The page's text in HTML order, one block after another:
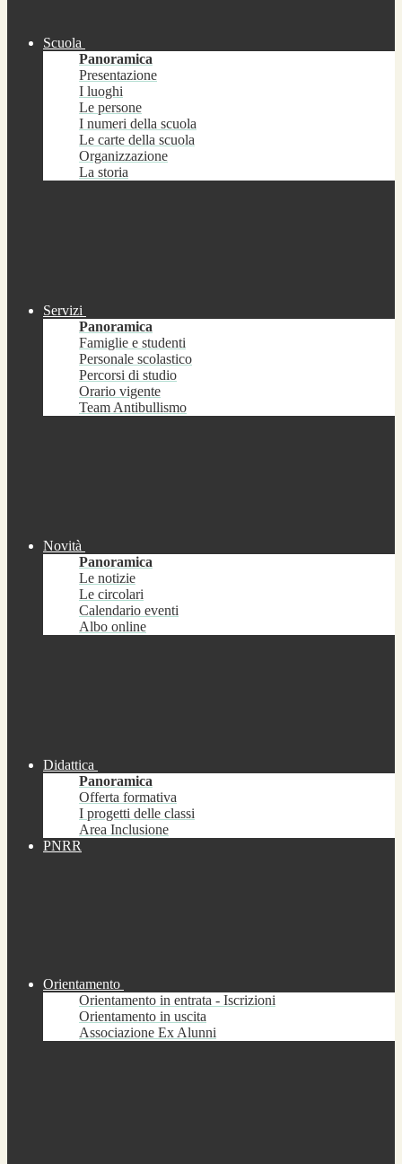
Scuola
Panoramica
Presentazione
I luoghi
Le persone
I numeri della scuola
Le carte della scuola
Organizzazione
La storia
Servizi
Panoramica
Famiglie e studenti
Personale scolastico
Percorsi di studio
Orario vigente
Team Antibullismo
Novità
Panoramica
Le notizie
Le circolari
Calendario eventi
Albo online
Didattica
Panoramica
Offerta formativa
I progetti delle classi
Area Inclusione
PNRR
Orientamento
Orientamento in entrata - Iscrizioni
Orientamento in uscita
Associazione Ex Alunni